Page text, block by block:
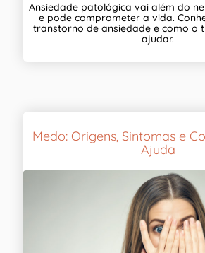
Ansiedade patológica vai além do
e pode comprometer a vida.
transtorno de ansiedade e como o
ajudar.
Medo: Origens, Sintomas e
Ajuda